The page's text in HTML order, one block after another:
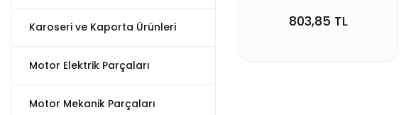
Karoseri ve Kaporta Ürünleri
Motor Elektrik Parçaları
Motor Mekanik Parçaları
803,85 TL